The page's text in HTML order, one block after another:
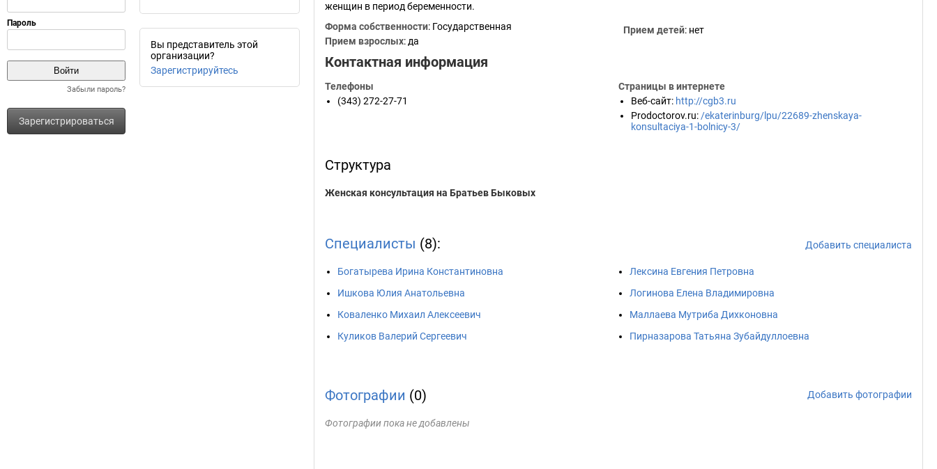
Забыли пароль?
Зарегистрироваться
Вы представитель этой
организации?
Зарегистрируйтесь
женщин в период беременности.
Форма собственности: Государственная
Прием взрослых: да
Прием детей: нет
Контактная информация
Телефоны
(343) 272-27-71
Страницы в интернете
Веб-сайт: http://cgb3.ru
Prodoctorov.ru: /ekaterinburg/lpu/22689-zhenskaya-
konsultaciya-1-bolnicy-3/
Структура
Женская консультация на Братьев Быковых
Специалисты (8): Добавить специалиста
Богатырева Ирина Константиновна
Ишкова Юлия Анатольевна
Коваленко Михаил Алексеевич
Куликов Валерий Сергеевич
Лексина Евгения Петровна
Логинова Елена Владимировна
Маллаева Мутриба Дихконовна
Пирназарова Татьяна Зубайдуллоевна
Фотографии (0) Добавить фотографии
Фотографии пока не добавлены